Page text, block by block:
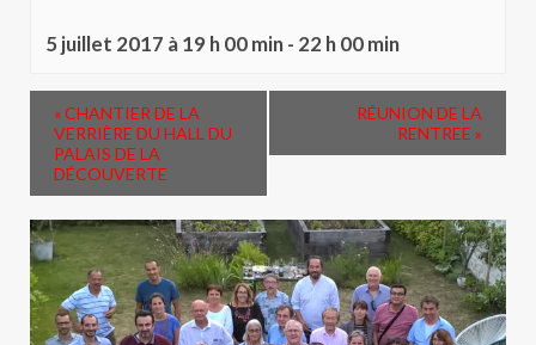
5 juillet 2017 à 19 h 00 min- 22 h 00 min
«CHANTIER DE LA
VERRIÈRE DU HALL DU
PALAIS DE LA
DÉCOUVERTE
RÉUNION DE LA
RENTREE »